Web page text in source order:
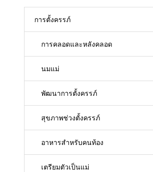
การตั้งครรภ์
การคลอดและหลังคลอด
นมแม่
พัฒนาการตั้งครรภ์
สุขภาพช่วงตั้งครรภ์
อาหารสําหรับคนท้อง
เตรียมตัวเป็นแม่